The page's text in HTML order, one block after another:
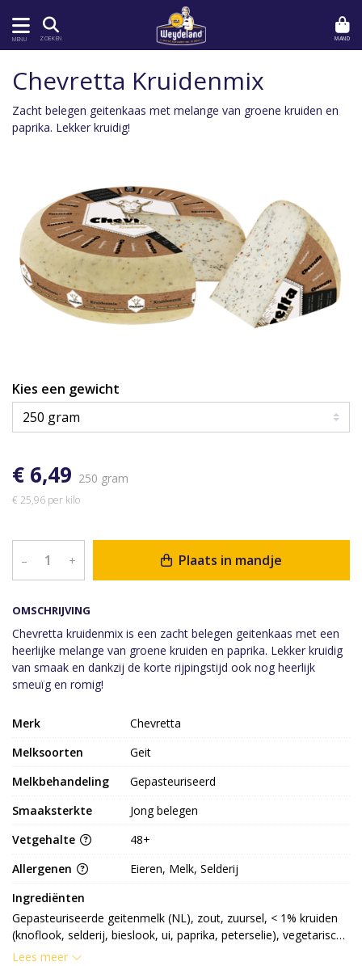
MENU ZOEKEN MAND
OMSCHRIJVING
Chevretta kruidenmix is een zacht belegen geitenkaas met een
heerlijke melange van groene kruiden en paprika. Lekker kruidig
van smaak en dankzij de korte rijpingstijd ook nog heerlijk
smeuïg en romig!
Chevretta Kruidenmix
Zacht belegen geitenkaas met melange van groene kruiden en
paprika. Lekker kruidig!
Kies een gewicht
€ 6,49 250 gram
€ 25,96 per kilo
– + Plaats in mandje
Merk
Chevretta
Melksoorten
Geit
Melkbehandeling
Gepasteuriseerd
Smaaksterkte
Jong belegen
Vetgehalte
48+
Allergenen
Eieren, Melk, Selderij
Ingrediënten
Gepasteuriseerde geitenmelk (NL), zout, zuursel, < 1% kruiden
(knoflook, selderij, bieslook, ui, paprika, peterselie), vegetarisch
stremsel
Lees meer